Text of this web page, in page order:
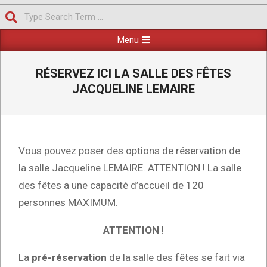
Navigation
Menu
RÉSERVEZ ICI LA SALLE DES FÊTES
JACQUELINE LEMAIRE
Vous pouvez poser des options de réservation de
la salle Jacqueline LEMAIRE. ATTENTION ! La salle
des fêtes a une capacité d’accueil de 120
personnes MAXIMUM.
ATTENTION !
La pré-réservation de la salle des fêtes se fait via